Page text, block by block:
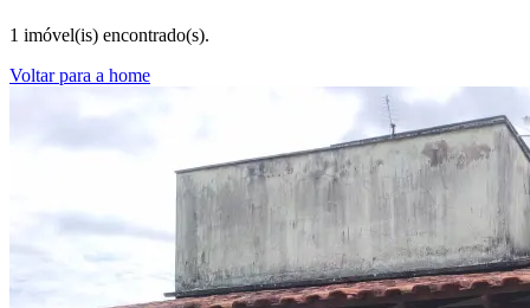
1 imóvel(is) encontrado(s).
Voltar para a home